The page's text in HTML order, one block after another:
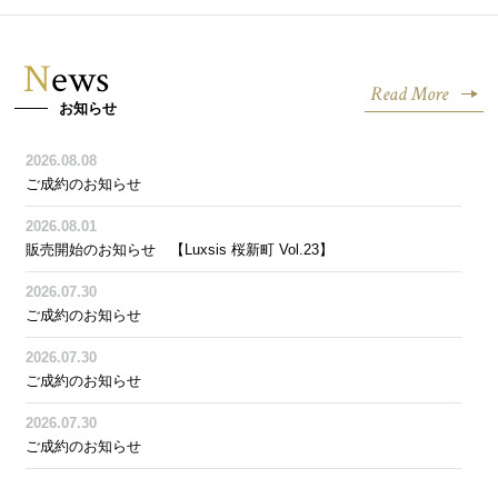
News
お知らせ
Read More
2026.08.08
ご成約のお知らせ
2026.08.01
販売開始のお知らせ 【Luxsis 桜新町 Vol.23】
2026.07.30
ご成約のお知らせ
2026.07.30
ご成約のお知らせ
2026.07.30
ご成約のお知らせ